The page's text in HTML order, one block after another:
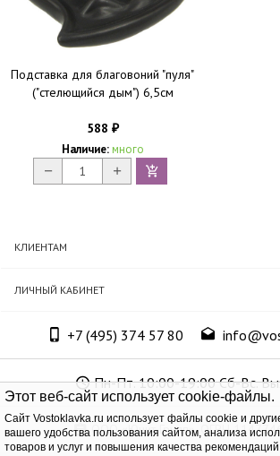
Этот веб-сайт использует cookie-файлы.
Cайт Vostoklavka.ru использует файлы cookie и
вашего удобства пользования сайтом, анализа
товаров и услуг и повышения качества
Подставка для благовоний "пуля"
("стелющийся дым") 6,5см
588 ₽
Наличие: много
КЛИЕНТАМ
ЛИЧНЫЙ КАБИНЕТ
+7 (495) 374 57 80
Пн-Пт. 10:00-19:00 Сб-Вс.
ООО «Юнит Групп», ОГРН